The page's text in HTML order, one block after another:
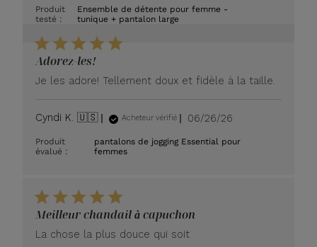
publication
Produit
testé :
Ensemble de détente pour femme -
tunique + pantalon large
Adorez-les!
Je les adore! Tellement doux et fidèle à la taille.
Cyndi K. 🇺🇸 Acheteur vérifié
Date
publication
06/26/26
Produit
évalué :
pantalons de jogging Essential pour
femmes
Meilleur chandail à capuchon
La chose la plus douce qui soit